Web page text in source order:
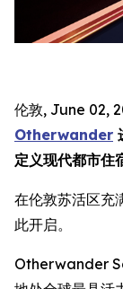
伦敦, June 02,
Otherwander
定义现代都市住
在伦敦苏活区充
此开启。
Otherwander